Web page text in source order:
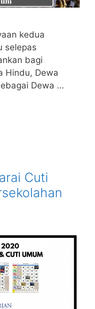
kedua
selepas
bagi
Hindu, Dewa
Dewa …
Cuti